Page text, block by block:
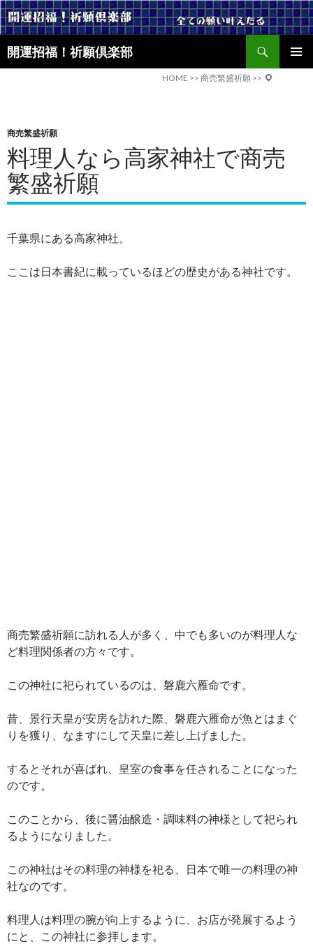
開運招福！祈願倶楽部
索
へ
ス
キ
ッ
プ
HOME >> 商売繁盛祈願 >>
商売繁盛祈願
料理人なら高家神社で商売
繁盛祈願
千葉県にある高家神社。
ここは日本書紀に載っているほどの歴史がある神社です。
商売繁盛祈願に訪れる人が多く、中でも多いのが料理人な
ど料理関係者の方々です。
この神社に祀られているのは、磐鹿六雁命です。
昔、景行天皇が安房を訪れた際、磐鹿六雁命が魚とはまぐ
りを獲り、なますにして天皇に差し上げました。
するとそれが喜ばれ、皇室の食事を任されることになった
のです。
このことから、後に醤油醸造・調味料の神様として祀られ
るようになりました。
この神社はその料理の神様を祀る、日本で唯一の料理の神
社なのです。
料理人は料理の腕が向上するように、お店が発展するよう
にと、この神社に参拝します。